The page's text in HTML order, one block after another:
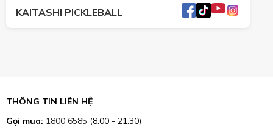
KAITASHI PICKLEBALL
THÔNG TIN LIÊN HỆ
Gọi mua: 1800 6585 (8:00 - 21:30)